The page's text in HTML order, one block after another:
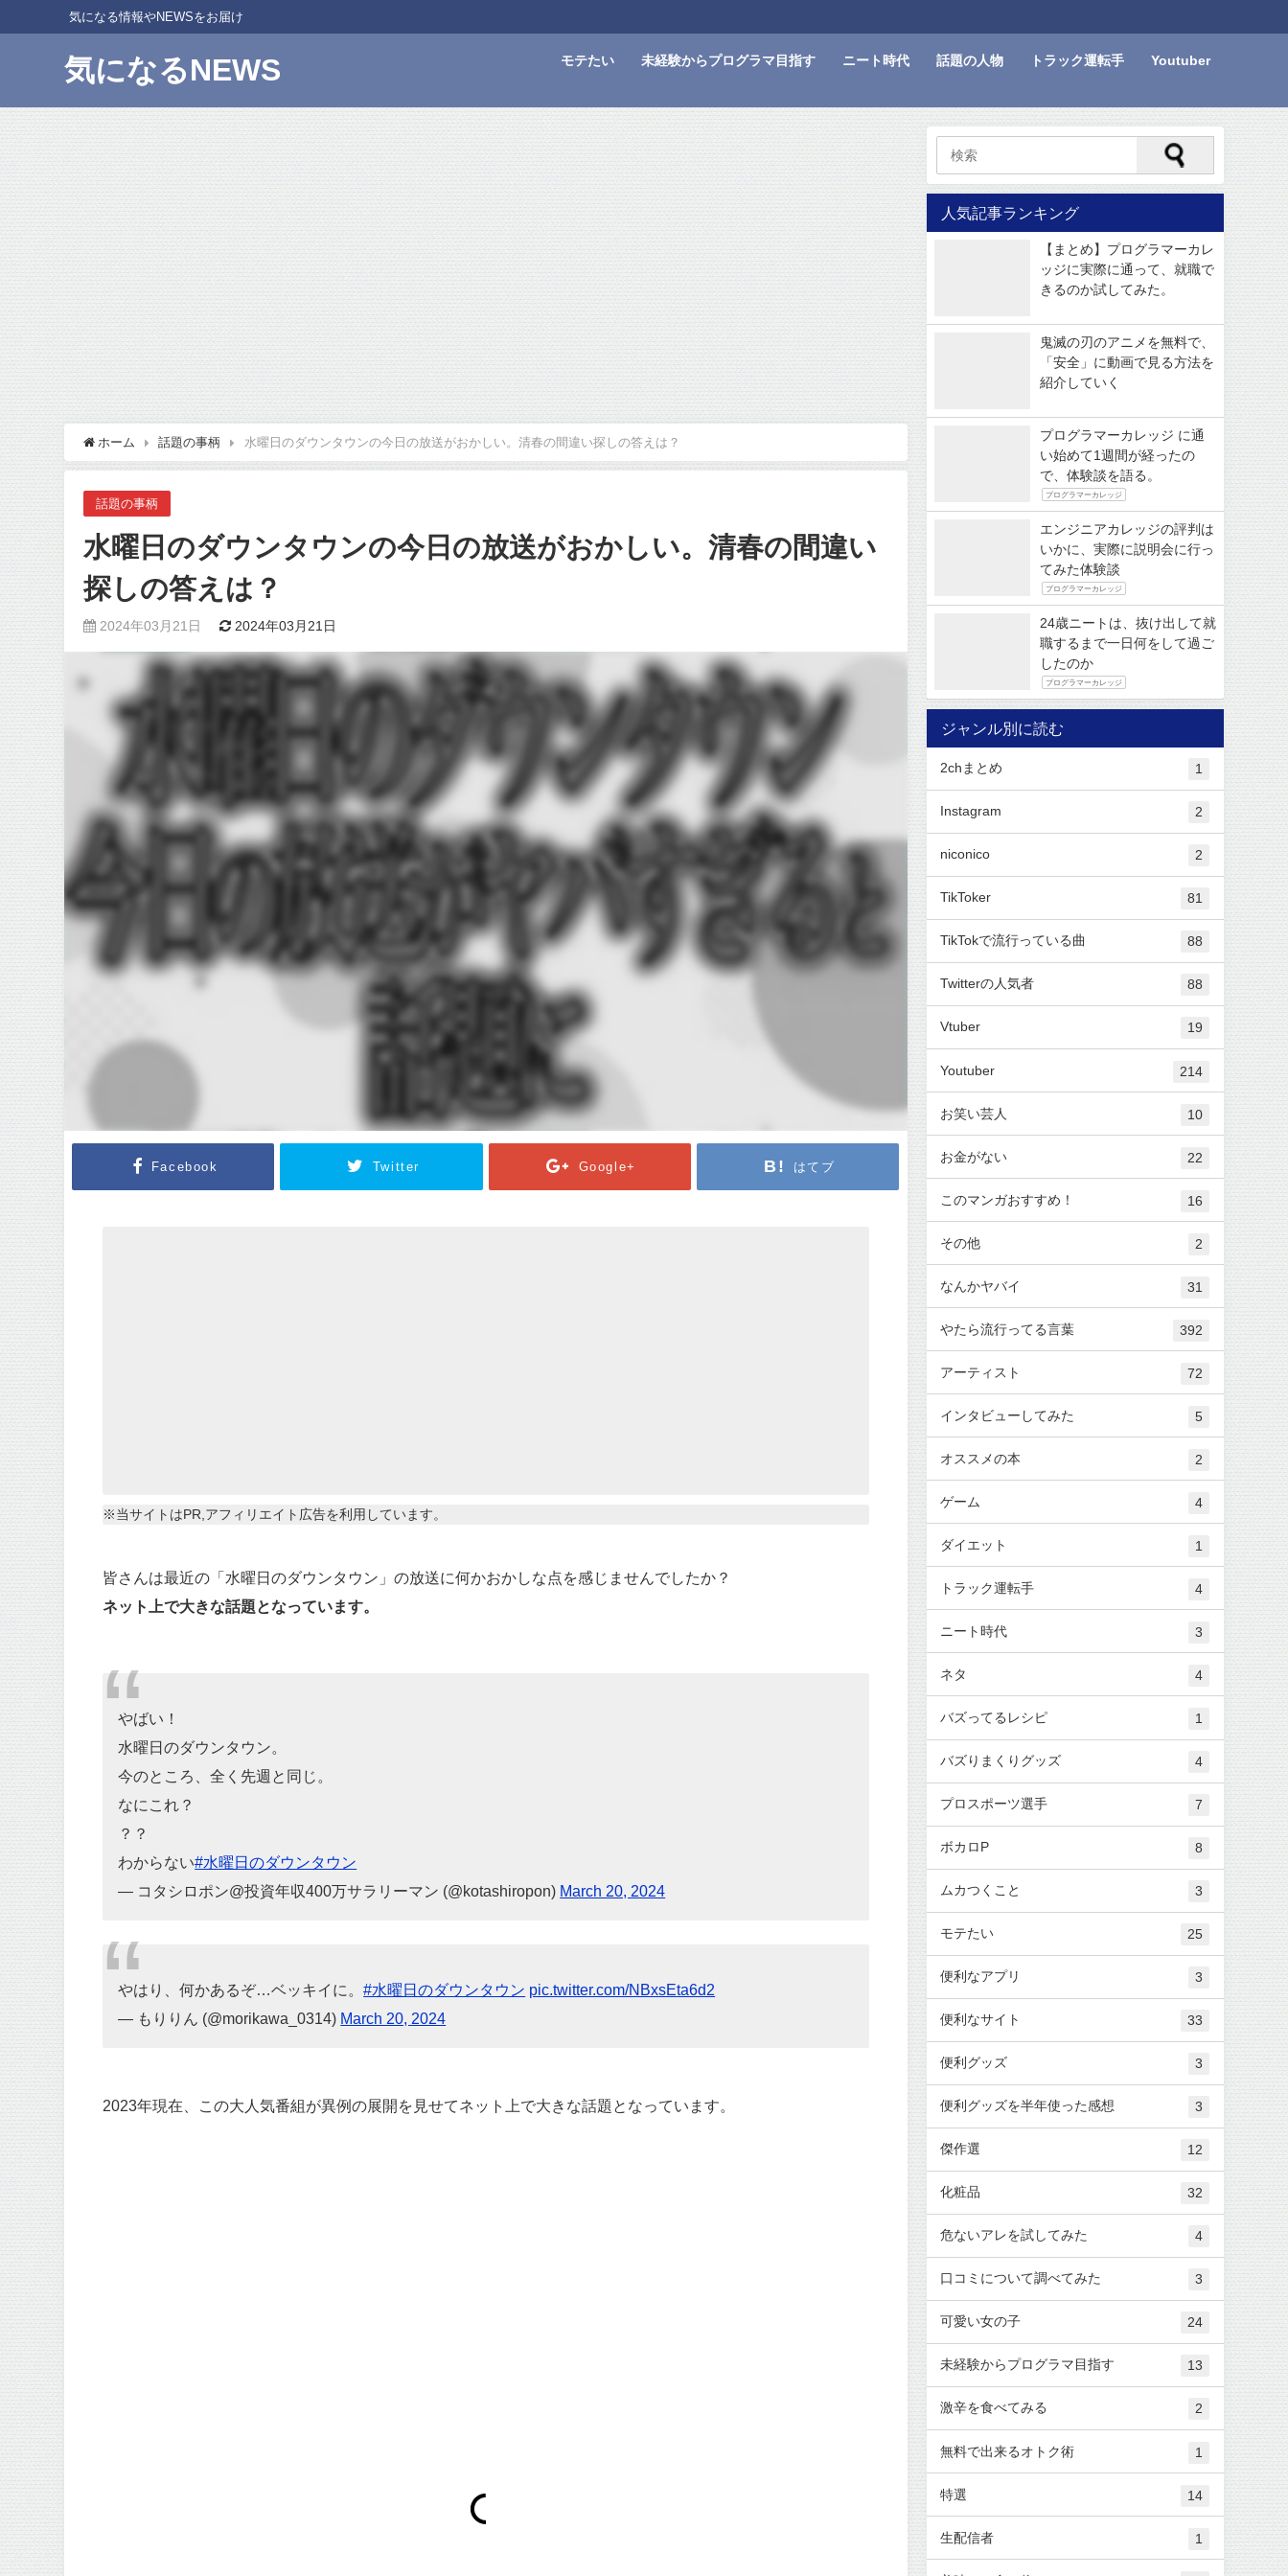
気になる情報やNEWSをお届け
気になるNEWS モテたい 未経験からプログラマ目指す ニート時代 話題の人物 トラック運転手 Youtuber
ホーム 話題の事柄 水曜日のダウンタウンの今日の放送がおかしい。清春の間違い探しの答えは？
話題の事柄
水曜日のダウンタウンの今日の放送がおかしい。清春の間違い
探しの答えは？
2024年03月21日 2024年03月21日
Facebook Twitter Google+ はてブ
※当サイトはPR,アフィリエイト広告を利用しています。
皆さんは最近の「水曜日のダウンタウン」の放送に何かおかしな点を感じませんでしたか？
ネット上で大きな話題となっています。
やばい！
水曜日のダウンタウン。
今のところ、全く先週と同じ。
なにこれ？
？？
わからない#水曜日のダウンタウン
— コタシロポン@投資年収400万サラリーマン (@kotashiropon) March 20, 2024
やはり、何かあるぞ…ベッキイに。#水曜日のダウンタウン pic.twitter.com/NBxsEta6d2
— もりりん (@morikawa_0314) March 20, 2024
2023年現在、この大人気番組が異例の展開を見せてネット上で大きな話題となっています。
人気記事ランキング
【まとめ】プログラマーカレ
ッジに実際に通って、就職で
きるのか試してみた。
鬼滅の刃のアニメを無料で、
「安全」に動画で見る方法を
紹介していく
プログラマーカレッジ に通
い始めて1週間が経ったの
で、体験談を語る。
プログラマーカレッジ
エンジニアカレッジの評判は
いかに、実際に説明会に行っ
てみた体験談
プログラマーカレッジ
24歳ニートは、抜け出して就
職するまで一日何をして過ご
したのか
プログラマーカレッジ
ジャンル別に読む
2chまとめ 1
Instagram 2
niconico 2
TikToker 81
TikTokで流行っている曲 88
Twitterの人気者 88
Vtuber 19
Youtuber 214
お笑い芸人 10
お金がない 22
このマンガおすすめ！ 16
その他 2
なんかヤバイ 31
やたら流行ってる言葉 392
アーティスト 72
インタビューしてみた 5
オススメの本 2
ゲーム 4
ダイエット 1
トラック運転手 4
ニート時代 3
ネタ 4
バズってるレシピ 1
バズりまくりグッズ 4
プロスポーツ選手 7
ボカロP 8
ムカつくこと 3
モテたい 25
便利なアプリ 3
便利なサイト 33
便利グッズ 3
便利グッズを半年使った感想 3
傑作選 12
化粧品 32
危ないアレを試してみた 4
口コミについて調べてみた 3
可愛い女の子 24
未経験からプログラマ目指す 13
激辛を食べてみる 2
無料で出来るオトク術 1
特選 14
生配信者 1